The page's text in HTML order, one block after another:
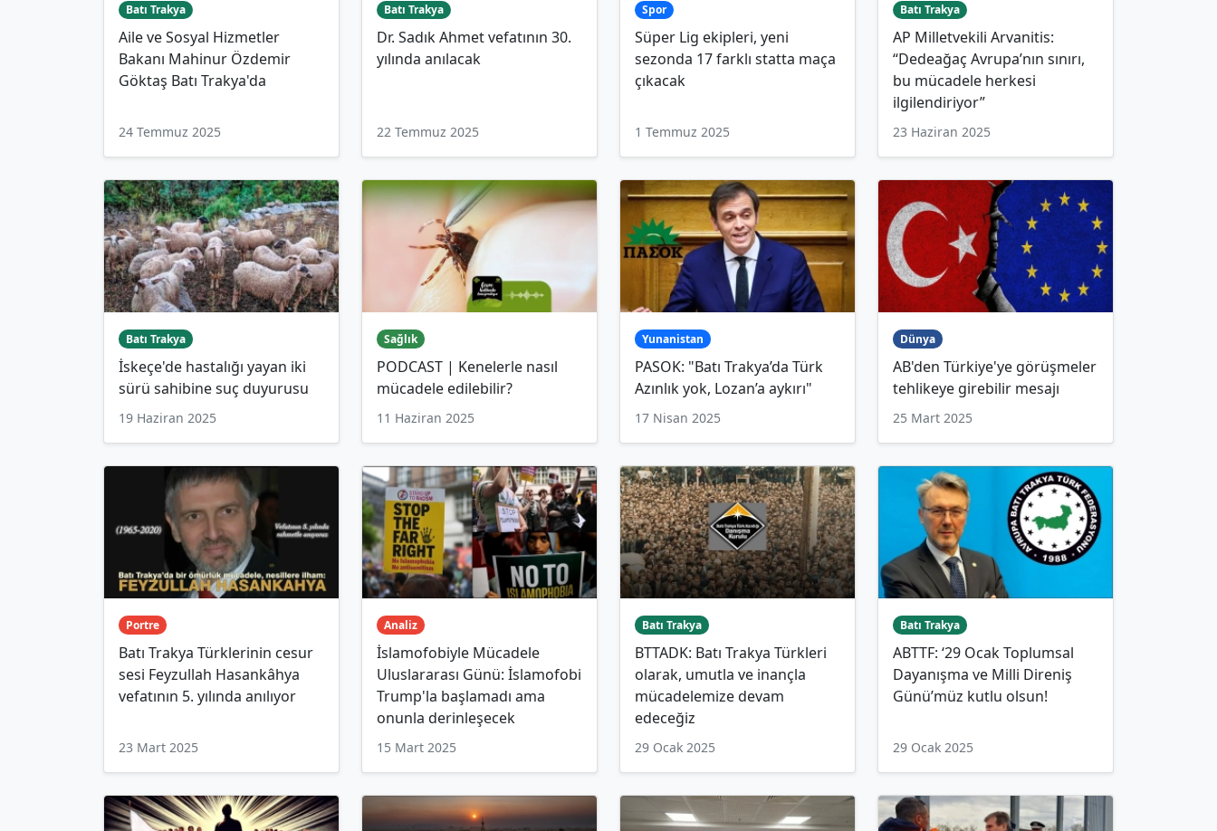
Batı Trakya
Aile ve Sosyal Hizmetler
Bakanı Mahinur Özdemir
Göktaş Batı Trakya'da
24 Temmuz 2025
Batı Trakya
Dr. Sadık Ahmet vefatının 30.
yılında anılacak
22 Temmuz 2025
Spor
Süper Lig ekipleri, yeni
sezonda 17 farklı statta maça
çıkacak
1 Temmuz 2025
Batı Trakya
AP Milletvekili Arvanitis:
“Dedeağaç Avrupa’nın sınırı,
bu mücadele herkesi
ilgilendiriyor”
23 Haziran 2025
Batı Trakya
İskeçe'de hastalığı yayan iki
sürü sahibine suç duyurusu
19 Haziran 2025
Sağlık
PODCAST | Kenelerle nasıl
mücadele edilebilir?
11 Haziran 2025
Yunanistan
PASOK: "Batı Trakya’da Türk
Azınlık yok, Lozan’a aykırı"
17 Nisan 2025
Dünya
AB'den Türkiye'ye görüşmeler
tehlikeye girebilir mesajı
25 Mart 2025
Portre
Batı Trakya Türklerinin cesur
sesi Feyzullah Hasankâhya
vefatının 5. yılında anılıyor
23 Mart 2025
Analiz
İslamofobiyle Mücadele
Uluslararası Günü: İslamofobi
Trump'la başlamadı ama
onunla derinleşecek
15 Mart 2025
Batı Trakya
BTTADK: Batı Trakya Türkleri
olarak, umutla ve inançla
mücadelemize devam
edeceğiz
29 Ocak 2025
Batı Trakya
ABTTF: ‘29 Ocak Toplumsal
Dayanışma ve Milli Direniş
Günü’müz kutlu olsun!
29 Ocak 2025